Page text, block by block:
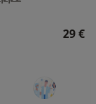
29 €